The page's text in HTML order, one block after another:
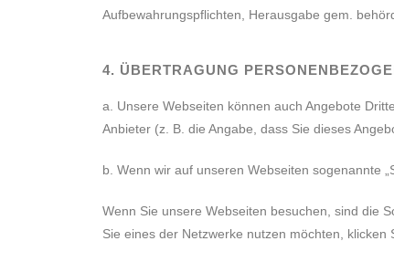
Aufbewahrungspflichten, Herausgabe gem.
4. ÜBERTRAGUNG
a. Unsere Webseiten können auch Angebote
Anbieter (z. B. die Angabe, dass Sie dieses
b. Wenn wir auf unseren Webseiten sogenannte
Wenn Sie unsere Webseiten besuchen, sind die
Sie eines der Netzwerke nutzen möchten,